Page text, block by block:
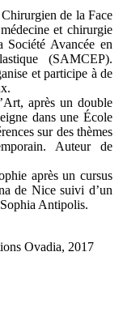
de la Face
et chirurgie
Avancée en
(SAMCEP).
et participe à de
après un double
dans une École
sur des thèmes
Auteur de
après un cursus
de Nice suivi d’un
Antipolis.
Ovadia, 2017